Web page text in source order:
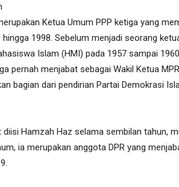
Ketua Umum PPP ketiga yang
1998. Sebelum menjadi seorang
Islam (HMI) pada 1957 sampai
pernah menjabat sebagai Wakil Ketua
bagian dari pendirian Partai Demokrasi
Hamzah Haz selama sembilan tahun,
ia merupakan anggota DPR yang